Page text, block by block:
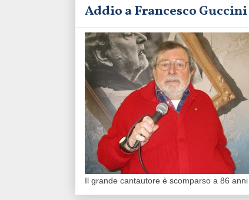
Addio a Francesco Guccini
Il grande cantautore è scomparso a 86 anni